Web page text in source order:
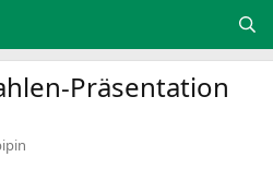
Präsentation